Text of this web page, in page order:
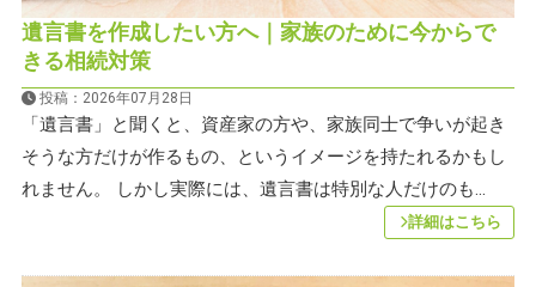
遺言書を作成したい方へ｜家族のために今からで
きる相続対策
投稿：2026年07月28日
「遺言書」と聞くと、資産家の方や、家族同士で争いが起き
そうな方だけが作るもの、というイメージを持たれるかもし
れません。 しかし実際には、遺言書は特別な人だけのも...
詳細はこちら